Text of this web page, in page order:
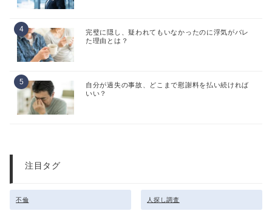
完璧に隠し、疑われてもいなかったのに浮気がバレ
た理由とは？
自分が過失の事故、どこまで慰謝料を払い続ければ
いい？
注目タグ
不倫 人探し調査